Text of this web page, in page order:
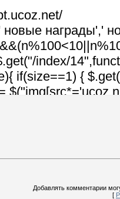
новые награды','
index/
if(size==1) {
fieldset>');
Добавлять комментарии
[